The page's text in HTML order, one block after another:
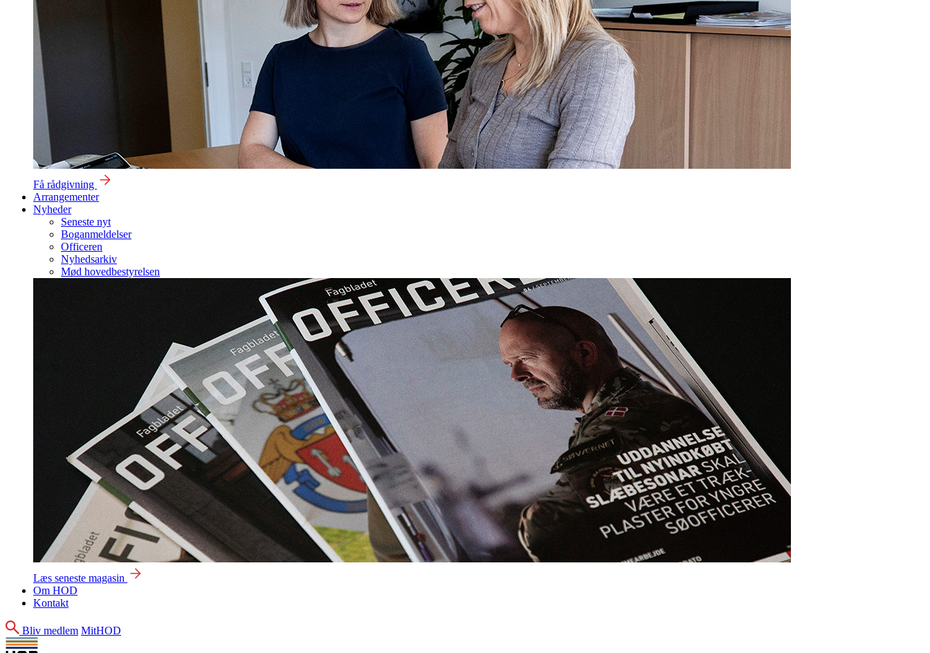
Få rådgivning
Arrangementer
Nyheder
Seneste nyt
Boganmeldelser
Officeren
Nyhedsarkiv
Mød hovedbestyrelsen
Læs seneste magasin
Om HOD
Kontakt
Søg
Bliv medlem MitHOD